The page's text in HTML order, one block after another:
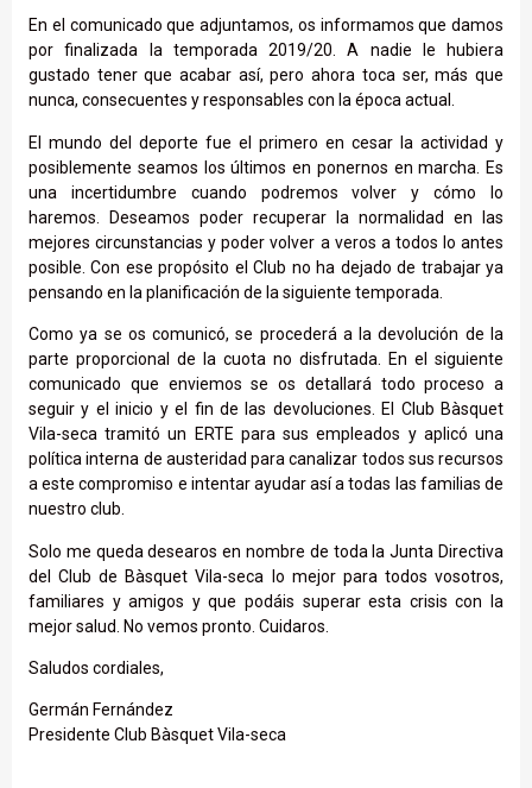
En el comunicado que adjuntamos, os informamos que damos
por finalizada la temporada 2019/20. A nadie le hubiera
gustado tener que acabar así, pero ahora toca ser, más que
nunca, consecuentes y responsables con la época actual.
El mundo del deporte fue el primero en cesar la actividad y
posiblemente seamos los últimos en ponernos en marcha. Es
una incertidumbre cuando podremos volver y cómo lo
haremos. Deseamos poder recuperar la normalidad en las
mejores circunstancias y poder volver a veros a todos lo antes
posible. Con ese propósito el Club no ha dejado de trabajar ya
pensando en la planificación de la siguiente temporada.
Como ya se os comunicó, se procederá a la devolución de la
parte proporcional de la cuota no disfrutada. En el siguiente
comunicado que enviemos se os detallará todo proceso a
seguir y el inicio y el fin de las devoluciones. El Club Bàsquet
Vila-seca tramitó un ERTE para sus empleados y aplicó una
política interna de austeridad para canalizar todos sus recursos
a este compromiso e intentar ayudar así a todas las familias de
nuestro club.
Solo me queda desearos en nombre de toda la Junta Directiva
del Club de Bàsquet Vila-seca lo mejor para todos vosotros,
familiares y amigos y que podáis superar esta crisis con la
mejor salud. No vemos pronto. Cuidaros.
Saludos cordiales,
Germán Fernández
Presidente Club Bàsquet Vila-seca